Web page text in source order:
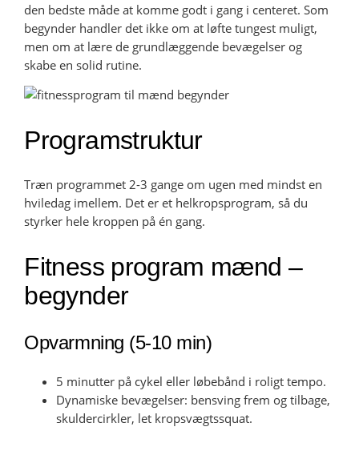
den bedste måde at komme godt i gang i centeret. Som
begynder handler det ikke om at løfte tungest muligt,
men om at lære de grundlæggende bevægelser og
skabe en solid rutine.
Programstruktur
Træn programmet 2-3 gange om ugen med mindst en
hviledag imellem. Det er et helkropsprogram, så du
styrker hele kroppen på én gang.
Fitness program mænd –
begynder
Opvarmning (5-10 min)
5 minutter på cykel eller løbebånd i roligt tempo.
Dynamiske bevægelser: bensving frem og tilbage,
skuldercirkler, let kropsvægtssquat.